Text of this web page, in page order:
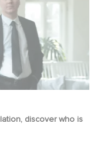
discover who is